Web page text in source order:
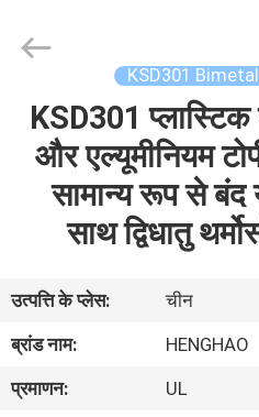
होम
उत्पाद
दिखाएँ
बारे
Electric
Reserved.
KSD301
KSD301
और एल्यूमीनियम
सामान्य रूप से
साथ द्विधातु
उत्पत्ति के प्लेस:
चीन
ब्रांड नाम:
HENGHAO
प्रमाणन:
UL